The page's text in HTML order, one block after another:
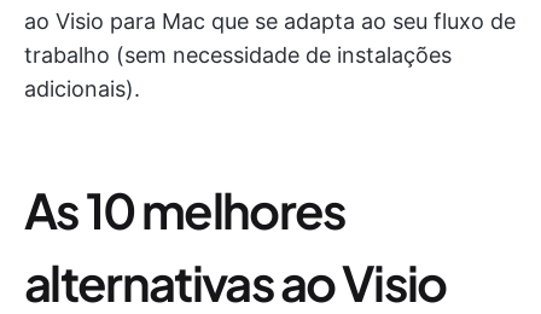
ao Visio para Mac que se adapta ao seu fluxo de
trabalho (sem necessidade de instalações
adicionais).
As 10 melhores
alternativas ao Visio